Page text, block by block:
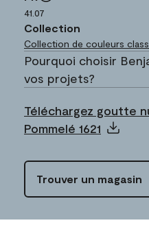
41.07
Collection
Collection de couleurs
Pourquoi choisir
vos projets?
Téléchargez goutte
Pommelé 1621
Trouver un magasin